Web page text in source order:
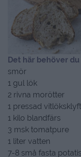
Det här behöver
smör
1 gul lök
2 rivna morötter
1 pressad vitlöksklyfta
1 kilo blandfärs
3 msk tomatpure